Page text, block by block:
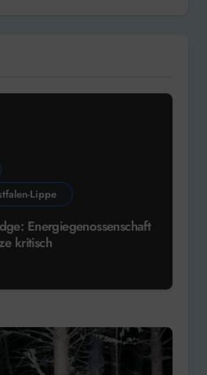
Lippe
Energiegenossenschaft
kritisch